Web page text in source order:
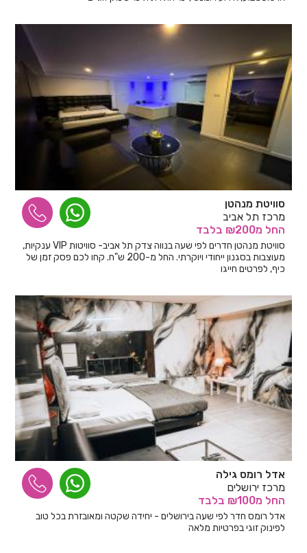
סוויטת מנהטן
מרכז תל אביב
החל מ₪200 בלבד
סוויטת מנהטן חדרים לפי שעה בנווה צדק תל אביב- סוויטות VIP ענקיות,
מעוצבות בסגנון ייחודי ויוקרתי. החל מ-200 ש"ח. קחו לכם פסק זמן של
כיף, לפרטים חייגו
אדל רומס גילה
מרכז ירושלים
החל מ₪100 בלבד
אדל רומס חדר לפי שעה בירושלים - יחידה שקטה ומאובזרת בכל טוב
לפינוק זוגי בפרטיות מלאה